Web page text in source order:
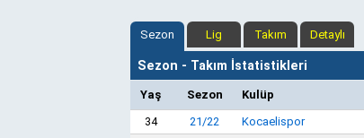
Sezon Lig Takım Detaylı
Sezon - Takım İstatistikleri
Yaş Sezon Kulüp
34
21/22 Kocaelispor